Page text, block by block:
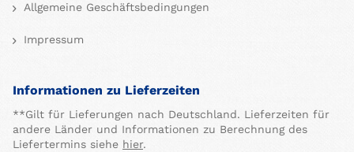
Allgemeine Geschäftsbedingungen
Impressum
Informationen zu Lieferzeiten
**Gilt für Lieferungen nach Deutschland. Lieferzeiten für
andere Länder und Informationen zu Berechnung des
Liefertermins siehe hier.